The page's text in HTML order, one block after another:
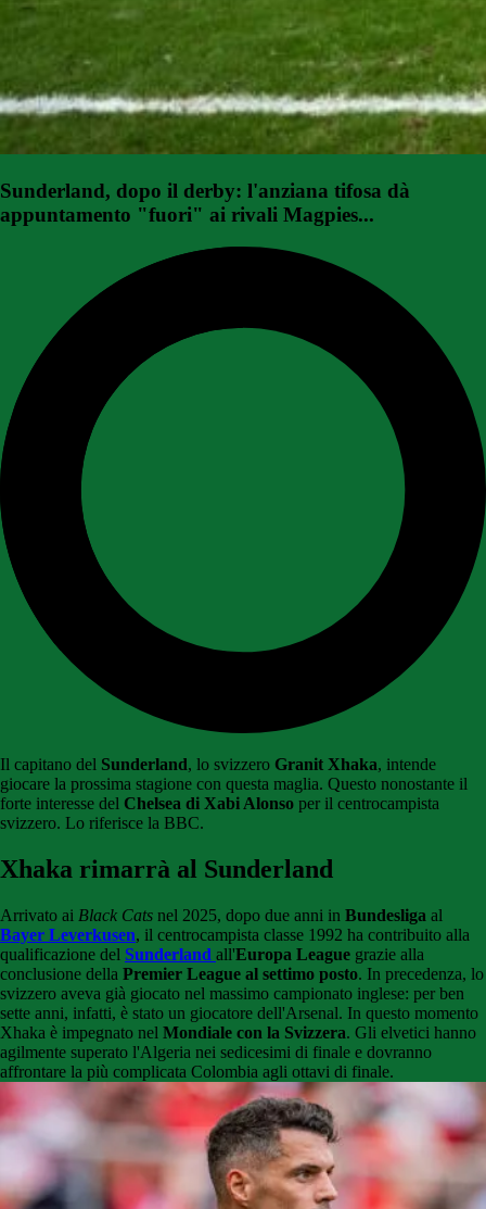
Sunderland, dopo il derby: l'anziana tifosa dà
appuntamento "fuori" ai rivali Magpies...
Il capitano del Sunderland, lo svizzero Granit Xhaka, intende
giocare la prossima stagione con questa maglia. Questo nonostante il
forte interesse del Chelsea di Xabi Alonso per il centrocampista
svizzero. Lo riferisce la BBC.
Xhaka rimarrà al Sunderland
Arrivato ai Black Cats nel 2025, dopo due anni in Bundesliga al
Bayer Leverkusen, il centrocampista classe 1992 ha contribuito alla
qualificazione del Sunderland all'Europa League grazie alla
conclusione della Premier League al settimo posto. In precedenza, lo
svizzero aveva già giocato nel massimo campionato inglese: per ben
sette anni, infatti, è stato un giocatore dell'Arsenal. In questo momento
Xhaka è impegnato nel Mondiale con la Svizzera. Gli elvetici hanno
agilmente superato l'Algeria nei sedicesimi di finale e dovranno
affrontare la più complicata Colombia agli ottavi di finale.